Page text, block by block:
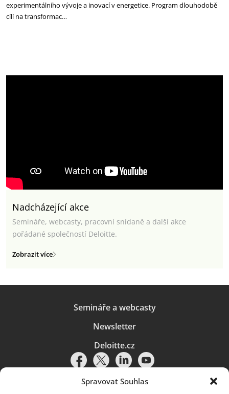
Spravovat Souhlas
experimentálního vývoje a inovací v energetice. Program dlouhodobě
cílí na transformac…
Nadcházející akce
Semináře, webcasty, pracovní snídaně a další akce
pořádané společností Deloitte.
Zobrazit více
Semináře a webcasty
Newsletter
Deloitte.cz